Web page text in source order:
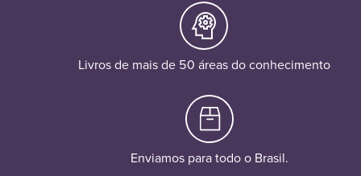
Livros de mais de 50 áreas do conhecimento
Enviamos para todo o Brasil.